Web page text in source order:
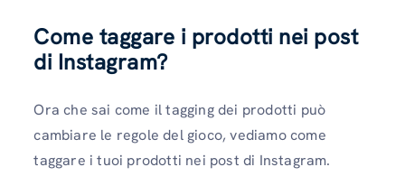
Come taggare i prodotti nei post
di Instagram?
Ora che sai come il tagging dei prodotti può
cambiare le regole del gioco, vediamo come
taggare i tuoi prodotti nei post di Instagram.